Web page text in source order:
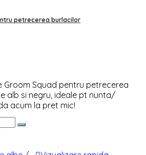
petrecerea burlacilor
Groom Squad pentru petrecerea
alb si negru, ideale pt nunta/
acum la pret mic!